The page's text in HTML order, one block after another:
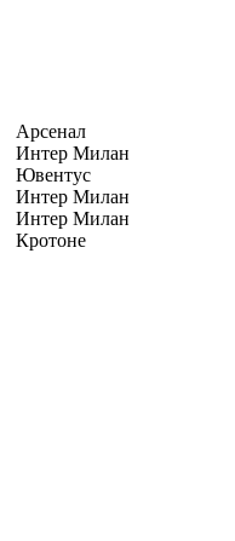
Арсенал
Интер Милан
Ювентус
Интер Милан
Интер Милан
Кротоне